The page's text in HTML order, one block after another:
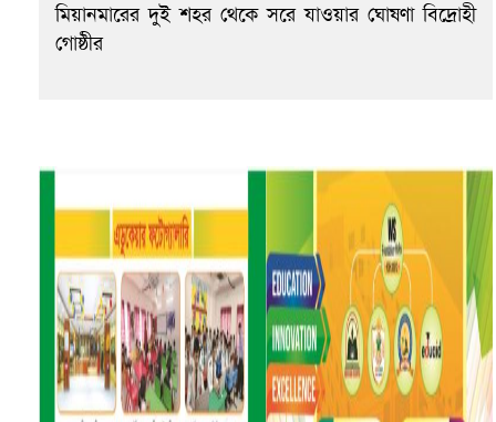
মিয়ানমারের দুই শহর থেকে সরে যাওয়ার ঘোষণা বিদ্রোহী
গোষ্ঠীর